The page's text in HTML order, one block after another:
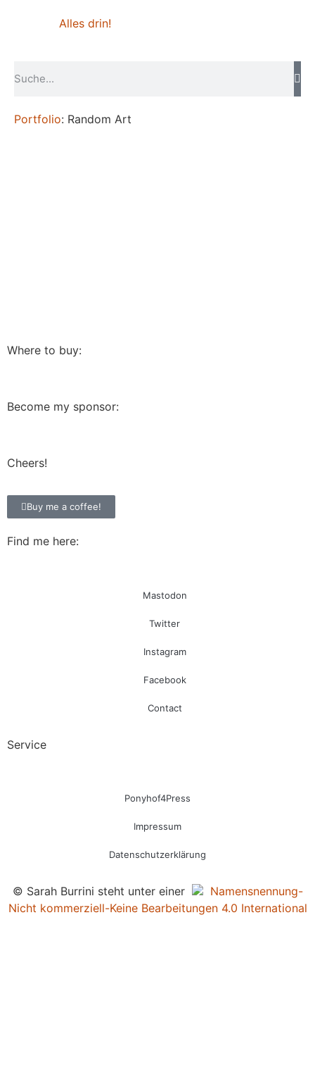
Alles drin!
Portfolio: Random Art
Where to buy:
Become my sponsor:
Cheers!
Buy me a coffee!
Find me here:
Mastodon
Twitter
Instagram
Facebook
Contact
Service
Ponyhof4Press
Impressum
Datenschutzerklärung
© Sarah Burrini steht unter einer
Namensnennung-
Nicht kommerziell-Keine Bearbeitungen 4.0 International